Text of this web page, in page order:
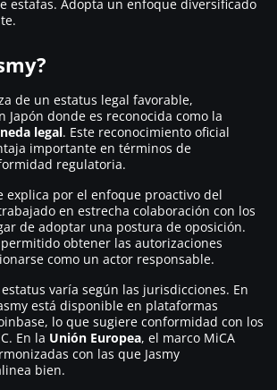
estafas. Adopta un enfoque diversificado
de un estatus legal favorable,
Japón donde es reconocida como la
legal. Este reconocimiento oficial
importante en términos de
regulatoria.
explica por el enfoque proactivo del
en estrecha colaboración con los
de adoptar una postura de oposición.
obtener las autorizaciones
como un actor responsable.
varía según las jurisdicciones. En
está disponible en plataformas
lo que sugiere conformidad con los
En la Unión Europea, el marco MiCA
con las que Jasmy
bien.